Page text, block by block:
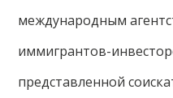
международным
иммигрантов-
представленной